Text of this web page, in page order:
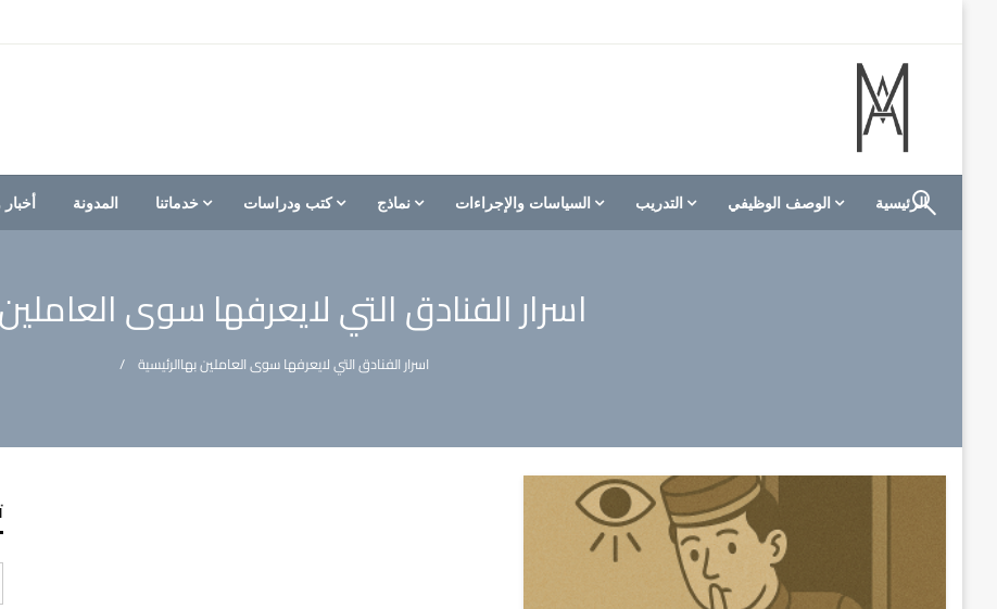
M A hotels | إم ايه هوتيلز
الموقع الأول للعاملين في الفنادق في العالم العربي
الرئيسية الوصف الوظيفي التدريب السياسات والإجراءات نماذج كتب ودراسات خدماتنا المدونة
اسرار الفنادق التي لايعرفها سوى
الرئيسيةاسرار الفنادق التي لايعرفها سوى العاملين بها